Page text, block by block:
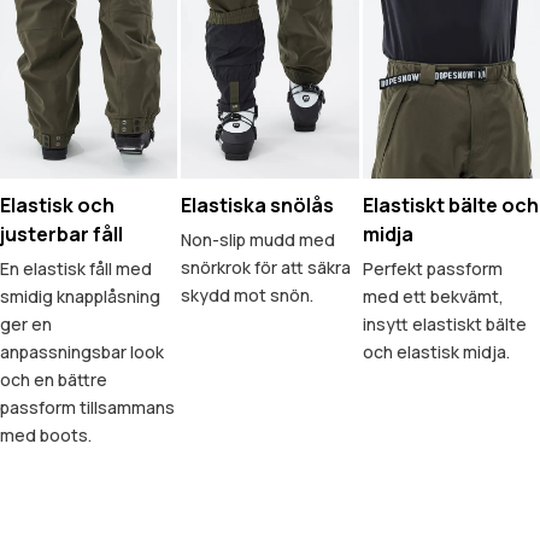
Elastisk och
justerbar fåll
En elastisk fåll med
smidig knapplåsning
ger en
anpassningsbar look
och en bättre
passform tillsammans
med boots.
Elastiska snölås
Non-slip mudd med
snörkrok för att säkra
skydd mot snön.
Elastiskt bälte och
midja
Perfekt passform
med ett bekvämt,
insytt elastiskt bälte
och elastisk midja.